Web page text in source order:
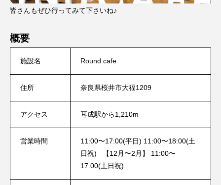
皆さんもぜひ行ってみて下さいね♪
概要
施設名 Round cafe
住所 奈良県桜井市大福1209
アクセス 耳成駅から1,210m
営業時間
11:00〜17:00(平日) 11:00〜18:00(土
日祝) 【12月〜2月】 11:00〜
17:00(土日祝)